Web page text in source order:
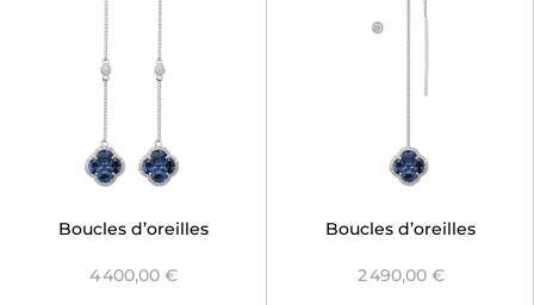
Boucles d’oreilles
Bleu
4 400,00 €
Boucles d’oreilles
Saphir Bleu
2 490,00 €